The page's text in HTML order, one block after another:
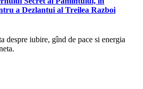
a Dezlantui al Treilea Razboi
despre iubire, gînd de pace si energia